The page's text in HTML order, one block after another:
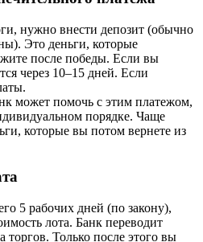
нужно внести депозит (обычно
Это деньги, которые
после победы. Если вы
через 10–15 дней. Если
может помочь с этим платежом,
порядке. Чаще
которые вы потом вернете из
5 рабочих дней (по закону),
лота. Банк переводит
торгов. Только после этого вы